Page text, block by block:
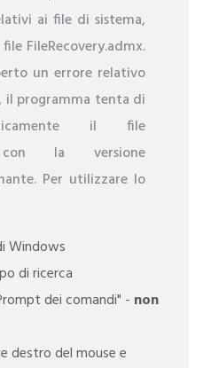
ai file di sistema,
FileRecovery.admx.
un errore relativo
il programma tenta di
il file
con la versione
Per utilizzare lo
Windows
di ricerca
dei comandi" - non
destro del mouse e